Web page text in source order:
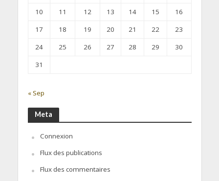
10
11 12 13 14 15
16
17
18 19 20 21 22
23
24
25 26 27 28 29
30
31
« Sep
Meta
Connexion
Flux des publications
Flux des commentaires